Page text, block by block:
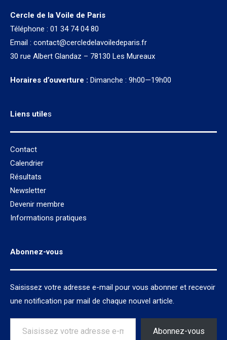
Cercle de la Voile de Paris
Téléphone : 01 34 74 04 80
Email : contact@cercledelavoiledeparis.fr
30 rue Albert Glandaz – 78130 Les Mureaux
Horaires d’ouverture : Dimanche : 9h00—19h00
Liens utiles
Contact
Calendrier
Résultats
Newsletter
Devenir membre
Informations pratiques
Abonnez-vous
Saisissez votre adresse e-mail pour vous abonner et recevoir
une notification par mail de chaque nouvel article.
Saisissez votre adresse e-mail…
Abonnez-vous